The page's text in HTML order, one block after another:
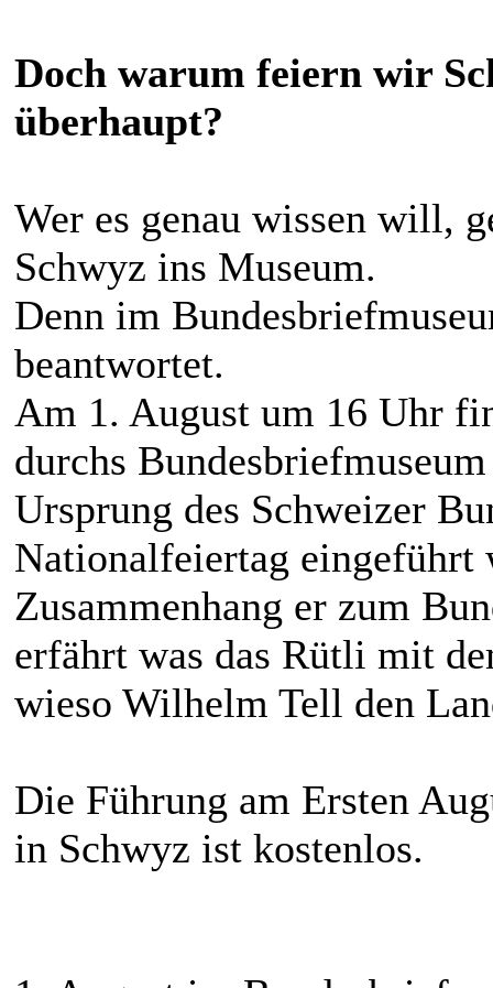
Doch warum feiern wir
überhaupt?
Wer es genau wissen will,
Schwyz ins Museum.
Denn im
beantwortet.
Am 1. August um 16 Uhr
durchs
Ursprung des Schweizer
Nationalfeiertag eingeführt
Zusammenhang er zum
erfährt was das Rütli mit
wieso Wilhelm Tell den
Die Führung am Ersten
in Schwyz ist kostenlos.